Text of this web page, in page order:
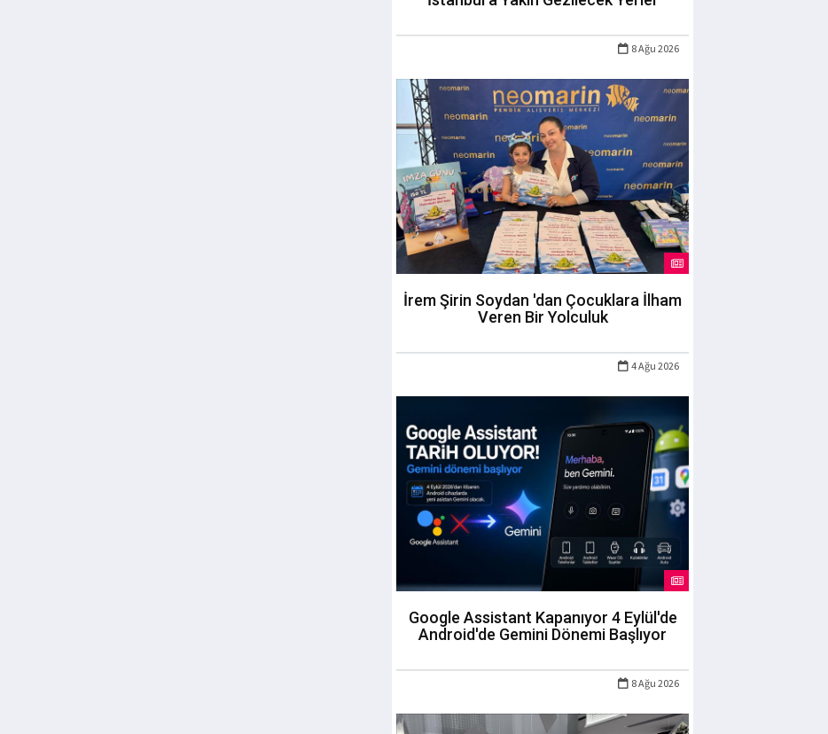
8 Ağu 2026
İrem Şirin Soydan 'dan Çocuklara İlham
Veren Bir Yolculuk
4 Ağu 2026
Google Assistant Kapanıyor 4 Eylül'de
Android'de Gemini Dönemi Başlıyor
8 Ağu 2026